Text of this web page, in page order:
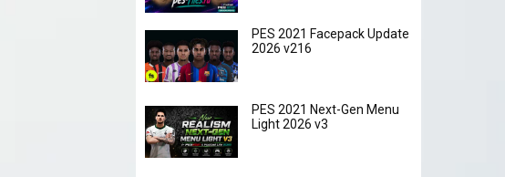
PES 2021 Facepack Update
2026 v216
PES 2021 Next-Gen Menu
Light 2026 v3